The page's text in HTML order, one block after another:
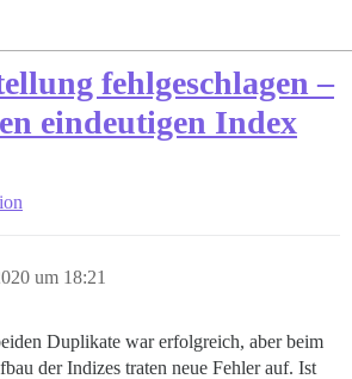
fehlgeschlagen –
eindeutigen Index
um 18:21
Duplikate war erfolgreich, aber beim
der Indizes traten neue Fehler auf. Ist